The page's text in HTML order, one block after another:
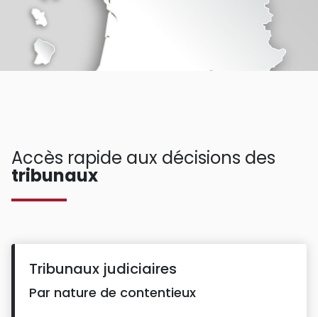
Accès rapide aux décisions des
tribunaux
Tribunaux judiciaires
Par nature de contentieux